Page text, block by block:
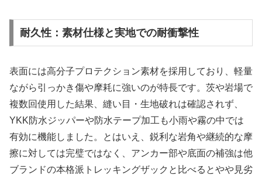
耐久性：素材仕様と実地での耐衝撃性
表面には高分子プロテクション素材を採用しており、軽量
ながら引っかき傷や摩耗に強いのが特長です。茨や岩場で
複数回使用した結果、縫い目・生地破れは確認されず、
YKK防水ジッパーや防水テープ加工も小雨や霧の中では
有効に機能しました。とはいえ、鋭利な岩角や継続的な摩
擦に対しては完璧ではなく、アンカー部や底面の補強は他
ブランドの本格派トレッキングザックと比べるとやや見劣